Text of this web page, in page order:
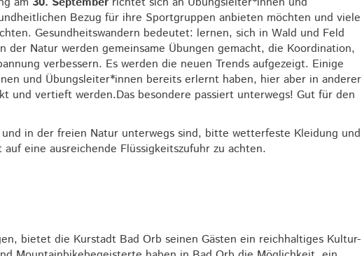
Bezug für ihre Sportgruppen anbieten möchten und viele
Gesundheitswandern bedeutet: lernen, sich in Wald und Feld
der Natur werden gemeinsame Übungen gemacht, die Koordination,
verbessern. Es werden die neuen Trends aufgezeigt. Einige
und Übungsleiter*innen bereits erlernt haben, hier aber in anderer
und vertieft werden.Das besondere passiert unterwegs! Gut für den
in der freien Natur unterwegs sind, bitte wetterfeste Kleidung und
eine ausreichende Flüssigkeitszufuhr zu achten.
bietet die Kurstadt Bad Orb seinen Gästen ein reichhaltiges Kultur-